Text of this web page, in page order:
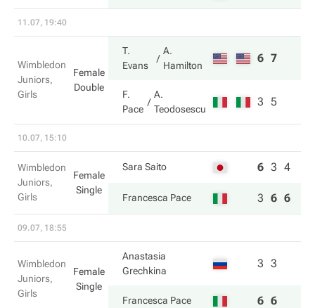
11.07, 19:40
Wimbledon
Juniors,
Girls
Female
Double
T.
Evans
A.
Hamilton
6 7
F.
Pace
A.
Teodosescu
3 5
10.07, 15:10
Wimbledon
Juniors,
Girls
Female
Single
Sara Saito 6 3 4
Francesca Pace 3 6 6
09.07, 18:55
Wimbledon
Juniors,
Girls
Female
Single
Anastasia
Grechkina
3 3
Francesca Pace 6 6